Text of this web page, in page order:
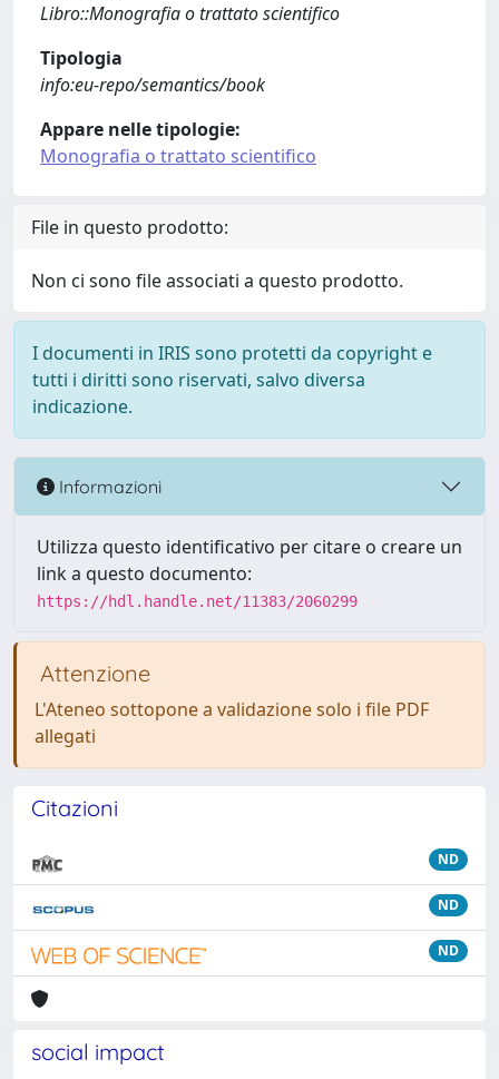
Libro::Monografia o trattato scientifico
Tipologia
info:eu-repo/semantics/book
Appare nelle tipologie:
Monografia o trattato scientifico
File in questo prodotto:
Non ci sono file associati a questo prodotto.
I documenti in IRIS sono protetti da copyright e
tutti i diritti sono riservati, salvo diversa
indicazione.
Informazioni
Utilizza questo identificativo per citare o creare un
link a questo documento:
https://hdl.handle.net/11383/2060299
Attenzione
L'Ateneo sottopone a validazione solo i file PDF
allegati
Citazioni
ND
ND
ND
social impact